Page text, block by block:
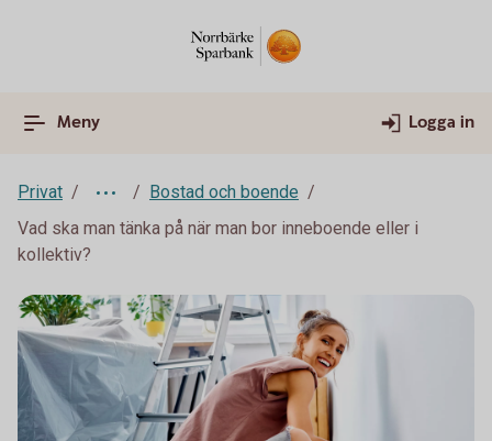
Meny Logga in
Privat
Bostad och boende
Vad ska man tänka på när man bor inneboende eller i
kollektiv?